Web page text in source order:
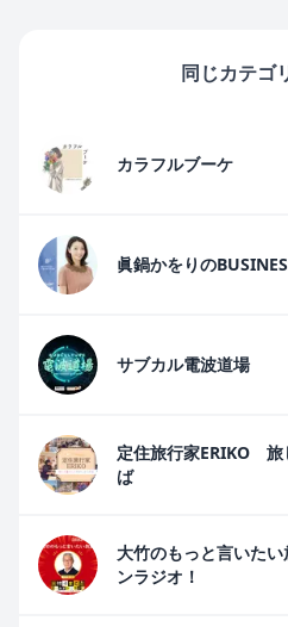
同じカテゴ
カラフルブーケ
眞鍋かをりの
サブカル電波道場
定住旅行家ERIKO 旅
ば
大竹のもっと言いた
ンラジオ！